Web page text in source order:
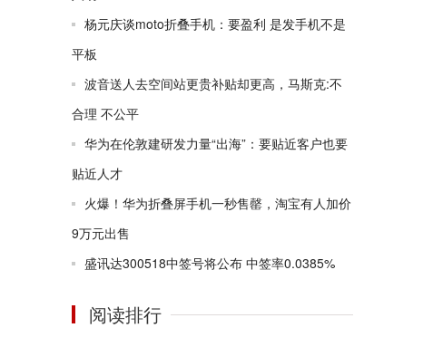
杨元庆谈moto折叠手机：要盈利 是发手机不是
平板
波音送人去空间站更贵补贴却更高，马斯克:不
合理 不公平
华为在伦敦建研发力量“出海”：要贴近客户也要
贴近人才
火爆！华为折叠屏手机一秒售罄，淘宝有人加价
9万元出售
盛讯达300518中签号将公布 中签率0.0385%
阅读排行